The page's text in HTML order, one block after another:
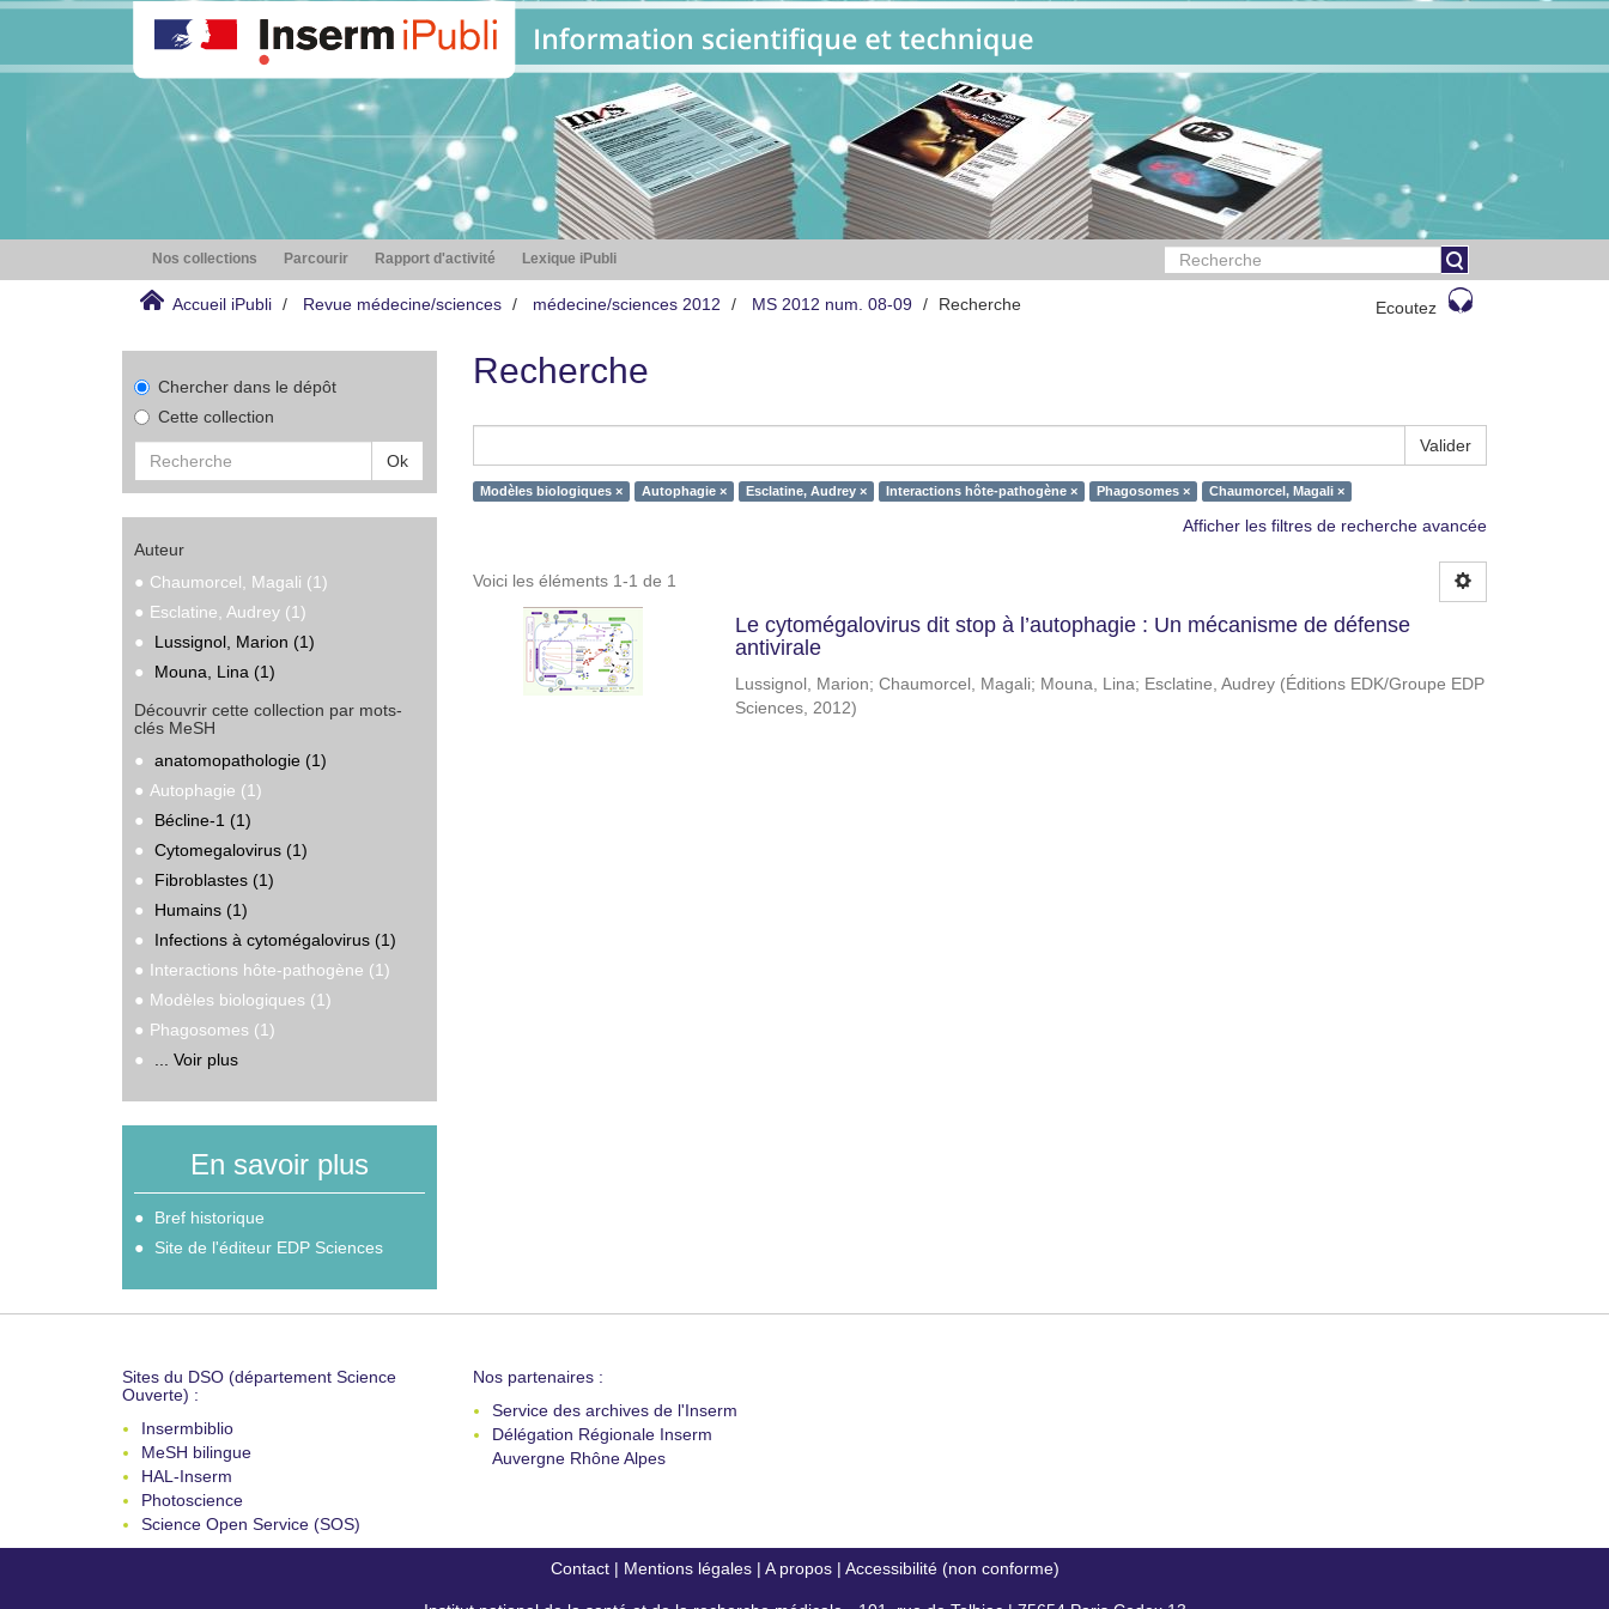
Nos collections Parcourir Rapport d'activité Lexique iPubli
Accueil iPubli Revue médecine/sciences médecine/sciences 2012 MS 2012 num. 08-09 Recherche Ecoutez
Chercher dans le dépôt
Cette collection
Ok
Auteur
Chaumorcel, Magali (1)
Esclatine, Audrey (1)
Lussignol, Marion (1)
Mouna, Lina (1)
Découvrir cette collection par mots-
clés MeSH
anatomopathologie (1)
Autophagie (1)
Bécline-1 (1)
Cytomegalovirus (1)
Fibroblastes (1)
Humains (1)
Infections à cytomégalovirus (1)
Interactions hôte-pathogène (1)
Modèles biologiques (1)
Phagosomes (1)
... Voir plus
En savoir plus
Bref historique
Site de l'éditeur EDP Sciences
Recherche
Valider
Modèles biologiques × Autophagie × Esclatine, Audrey × Interactions hôte-pathogène × Phagosomes × Chaumorcel, Magali ×
Afficher les filtres de recherche avancée
Voici les éléments 1-1 de 1
Le cytomégalovirus dit stop à l’autophagie : Un mécanisme de défense
antivirale
Lussignol, Marion; Chaumorcel, Magali; Mouna, Lina; Esclatine, Audrey (Éditions EDK/Groupe EDP
Sciences, 2012)
Sites du DSO (département Science
Ouverte) :
Insermbiblio
MeSH bilingue
HAL-Inserm
Photoscience
Science Open Service (SOS)
Nos partenaires :
Service des archives de l'Inserm
Délégation Régionale Inserm
Auvergne Rhône Alpes
Contact| Mentions légales| A propos| Accessibilité (non conforme)